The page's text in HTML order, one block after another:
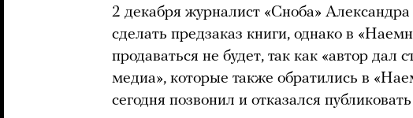
2 декабря журналист «Сноба»
сделать предзаказ книги, однако в
продаваться не будет, так как «автор
медиа», которые также обратились в
сегодня позвонил и отказался